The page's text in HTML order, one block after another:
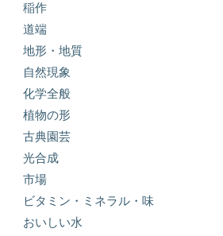
稲作
道端
地形・地質
自然現象
化学全般
植物の形
古典園芸
光合成
市場
ビタミン・ミネラル・味
おいしい水